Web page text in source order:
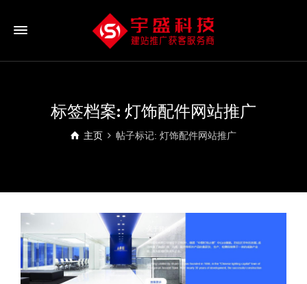
标签档案: 灯饰配件网站推广
主页 帖子标记: 灯饰配件网站推广